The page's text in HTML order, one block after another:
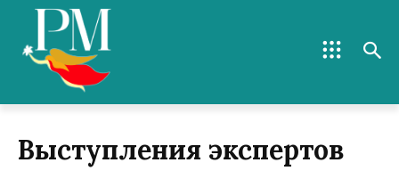
Выступления экспертов